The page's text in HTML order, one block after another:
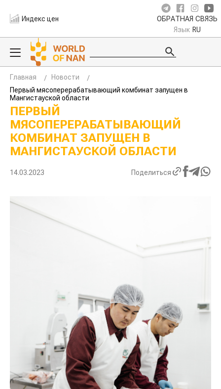
Индекс цен ОБРАТНАЯ СВЯЗЬ
Язык RU
Главная
Новости
Первый мясоперерабатывающий комбинат запущен в
Мангистауской области
ПЕРВЫЙ
МЯСОПЕРЕРАБАТЫВАЮЩИЙ
КОМБИНАТ ЗАПУЩЕН В
МАНГИСТАУСКОЙ ОБЛАСТИ
14.03.2023 Поделиться